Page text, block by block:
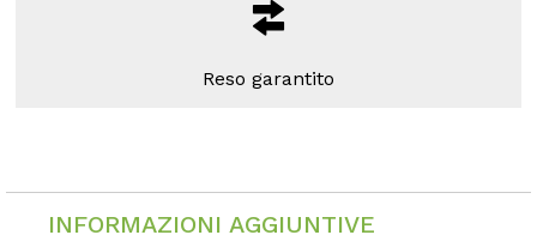
Reso garantito
INFORMAZIONI AGGIUNTIVE